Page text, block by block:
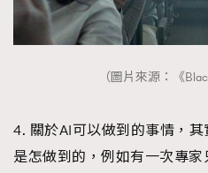
（圖片來源：《
4. 關於AI可以做到的事情，
是怎做到的，例如有一次專